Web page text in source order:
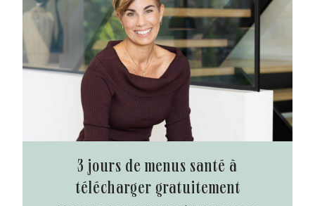
3 jours de menus santé à
télécharger gratuitement